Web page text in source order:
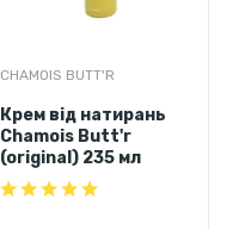
CHAMOIS BUTT'R
Крем від натирань
Chamois Butt'r
(original) 235 мл